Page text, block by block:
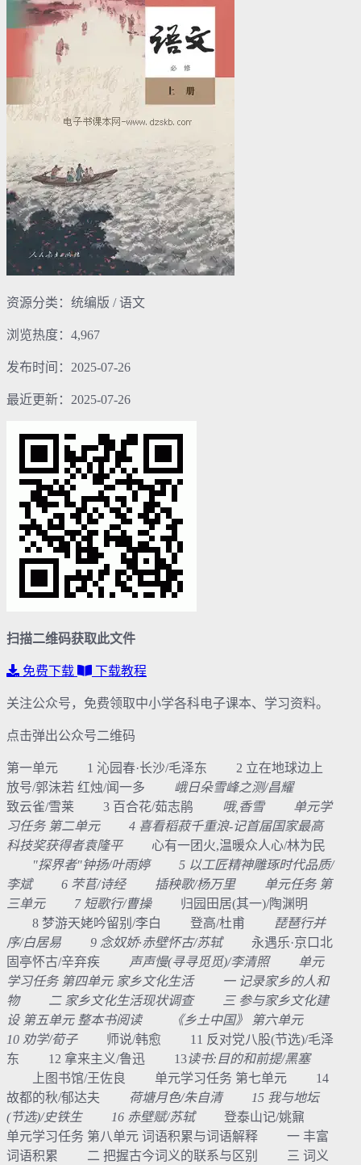
资源分类：统编版 / 语文
浏览热度：4,967
发布时间：2025-07-26
最近更新：2025-07-26
扫描二维码获取此文件
免费下载 下载教程
关注公众号，免费领取中小学各科电子课本、学习资料。
点击弹出公众号二维码
第一单元 1 沁园春·长沙/毛泽东 2 立在地球边上
放号/郭沫若 红烛/闻一多 峨日朵雪峰之测/昌耀
致云雀/雪莱 3 百合花/茹志鹃 哦,香雪 单元学
习任务 第二单元 4 喜看稻菽千重浪-记首届国家最高
科技奖获得者袁隆平 心有一团火,温暖众人心/林为民
"探界者"钟扬/叶雨婷 5 以工匠精神雕琢时代品质/
李斌 6 芣苢/诗经 插秧歌/杨万里 单元任务 第
三单元 7 短歌行/曹操 归园田居(其一)/陶渊明
8 梦游天姥吟留别/李白 登高/杜甫
琵琶行并
序/白居易 9 念奴娇·赤壁怀古/苏轼 永遇乐·京口北
固亭怀古/辛弃疾
声声慢(寻寻觅觅)/李清照 单元
学习任务 第四单元 家乡文化生活 一 记录家乡的人和
物 二 家乡文化生活现状调查 三 参与家乡文化建
设 第五单元 整本书阅读 《乡土中国》 第六单元
10 劝学/荀子 师说/韩愈 11 反对党八股(节选)/毛泽
东 12 拿来主义/鲁迅 13读书:目的和前提/黑塞
上图书馆/王佐良 单元学习任务 第七单元 14
故都的秋/郁达夫
荷塘月色/朱自清 15 我与地坛
(节选)/史铁生 16 赤壁赋/苏轼 登泰山记/姚鼐
单元学习任务 第八单元 词语积累与词语解释 一 丰富
词语积累 二 把握古今词义的联系与区别 三 词义